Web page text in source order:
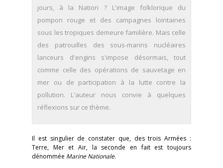
jours, à la Nation ? L'image folklorique du
pompon rouge et des campagnes lointaines
sous les tropiques demeure familière. Mais celle
des patrouilles des sous-marins nucléaires
lanceurs d'engins s'impose désormais, tout
comme celle des opérations de sauvetage en
mer ou de participation à la lutte contre la
pollution. L'auteur nous convie à quelques
réflexions sur ce thème.
Il est singulier de constater que, des trois Armées :
Terre, Mer et Air, la seconde en fait est toujours
dénommée Marine Nationale.